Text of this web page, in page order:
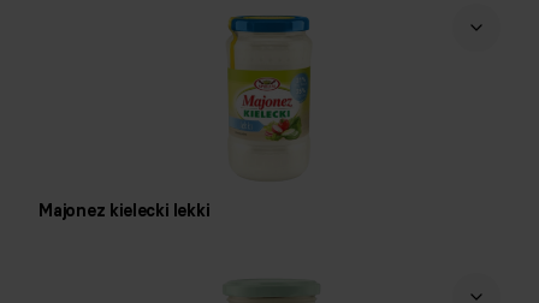
Majonez kielecki lekki